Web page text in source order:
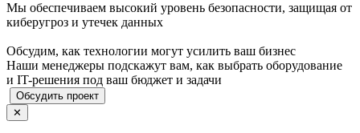
Мы обеспечиваем высокий уровень безопасности, защищая от
киберугроз и утечек данных
Обсудим, как технологии могут усилить ваш бизнес
Наши менеджеры подскажут вам, как выбрать оборудование
и IT-решения под ваш бюджет и задачи
Обсудить проект
✕